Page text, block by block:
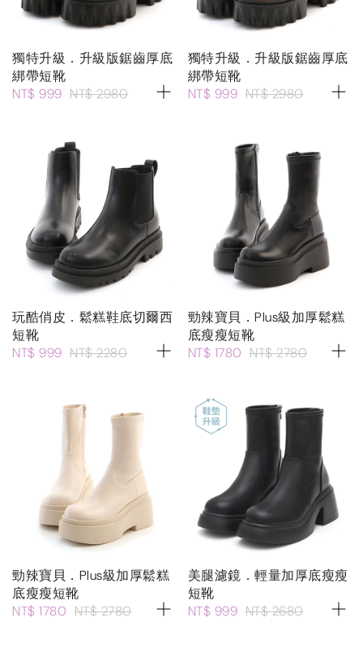
獨特升級．升級版鋸齒厚底
綁帶短靴
NT$ 999 NT$ 2980
獨特升級．升級版鋸齒厚底
綁帶短靴
NT$ 999 NT$ 2980
玩酷俏皮．鬆糕鞋底切爾西
短靴
NT$ 999 NT$ 2280
勁辣寶貝．Plus級加厚鬆糕
底瘦瘦短靴
NT$ 1780 NT$ 2780
勁辣寶貝．Plus級加厚鬆糕
底瘦瘦短靴
NT$ 1780 NT$ 2780
美腿濾鏡．輕量加厚底瘦瘦
短靴
NT$ 999 NT$ 2680